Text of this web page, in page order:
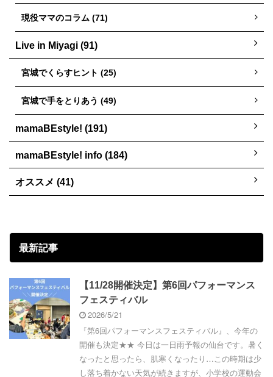
現役ママのコラム (71)
Live in Miyagi (91)
宮城でくらすヒント (25)
宮城で手をとりあう (49)
mamaBEstyle! (191)
mamaBEstyle! info (184)
オススメ (41)
最新記事
【11/28開催決定】第6回パフォーマンス
フェスティバル
2026/5/21
『第6回パフォーマンスフェスティバル』、今年の
開催も決定★★ 今日は一日雨予報の仙台です。暑く
なったと思ったら、肌寒くなったり…この時期は少
し落ち着かない天気が続きますが、小学校の運動会